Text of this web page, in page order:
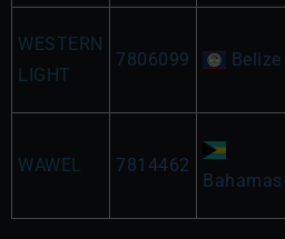
WESTERN
LIGHT
7806099 Belize
WAWEL 7814462
Bahamas